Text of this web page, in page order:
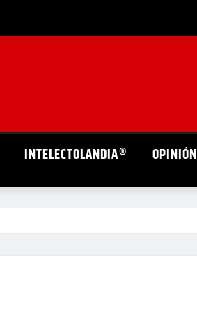
INTELECTOLANDIA® OPINIÓN